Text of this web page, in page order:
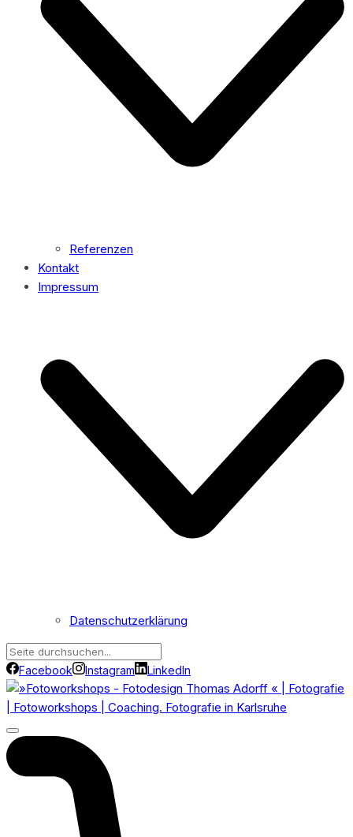
Referenzen
Kontakt
Impressum
Datenschutzerklärung
Facebook Instagram LinkedIn